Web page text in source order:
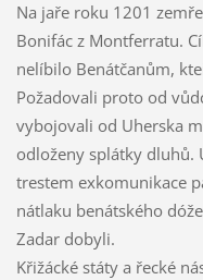
Na jaře roku 1201
Bonifác z Montferratu.
nelíbilo Benátčanům,
Požadovali proto od
vybojovali od Uherska
odloženy splátky dluhů.
trestem exkomunikace
nátlaku benátského
Zadar dobyli.
Křižácké státy a řecké